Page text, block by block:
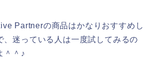
Partnerの商品はかなりおすすめし
、迷っている人は一度試してみるの
＾＾♪